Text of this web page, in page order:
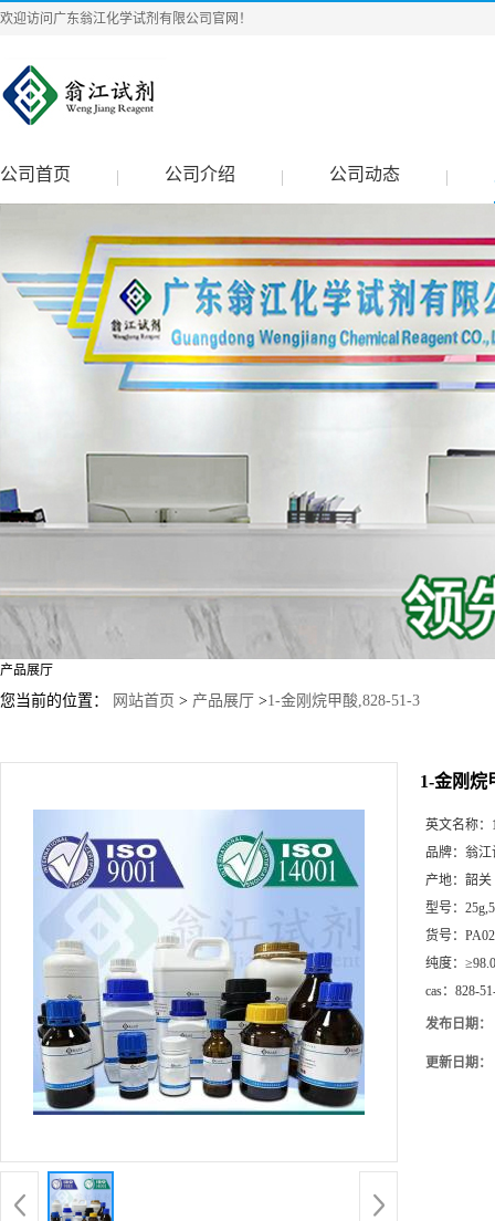
欢迎访问广东翁江化学试剂有限公司官网！
公司首页 公司介绍 公司动态
产品展厅
您当前的位置： 网站首页 > 产品展厅 >1-金刚烷甲酸,828-51-3
1-金刚烷
英文名称：
品牌： 翁江
产地： 韶关
型号：
货号：
纯度：
cas： 828-
发布日期：
更新日期：